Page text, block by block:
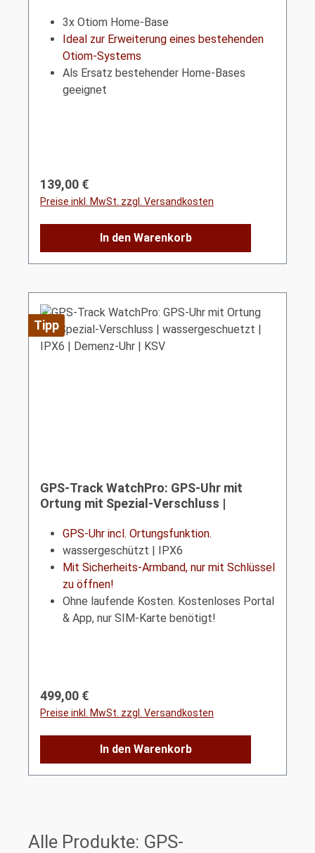
3x Otiom Home-Base
Ideal zur Erweiterung eines bestehenden
Otiom-Systems
Als Ersatz bestehender Home-Bases
geeignet
Regulärer Preis:
139,00 €
Preise inkl. MwSt. zzgl. Versandkosten
In den Warenkorb
Tipp
GPS-Track WatchPro: GPS-Uhr mit
Ortung mit Spezial-Verschluss |
KSVGPS-Uhr incl. Ortungsfunktion.
wassergeschützt | IPX6
Mit Sicherheits-Armband, nur mit Schlüssel
zu öffnen!
Ohne laufende Kosten. Kostenloses Portal
& App, nur SIM-Karte benötigt!
Regulärer Preis:
499,00 €
Preise inkl. MwSt. zzgl. Versandkosten
In den Warenkorb
Alle Produkte: GPS-